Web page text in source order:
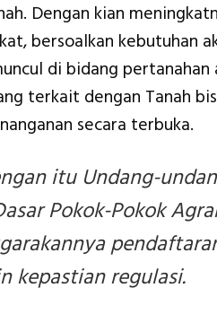
Dengan kian
bersoalkan kebutuhan
di bidang
terkait dengan Tanah
secara terbuka.
itu Undang-
Pokok-Pokok
kepastian regulasi.